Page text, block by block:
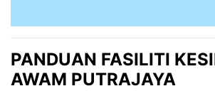
PANDUAN FASILITI
AWAM PUTRAJAYA